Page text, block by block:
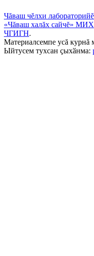
Чăваш чĕлхи лабораторийĕ
«Чăваш халăх сайчĕ» МИХ
ЧГИГН.
Материалсемпе усă курнă
Ыйтусем тухсан ҫыхӑнма: